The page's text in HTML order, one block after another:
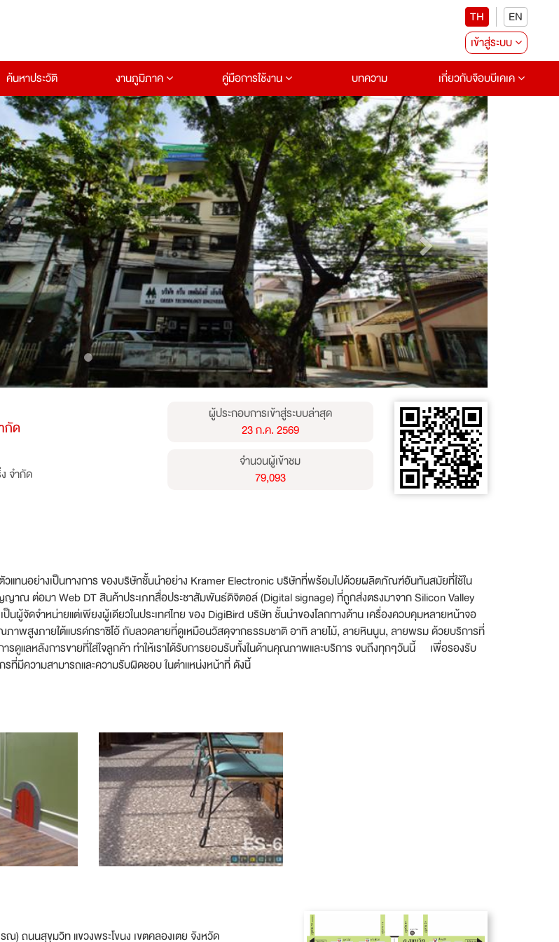
TH
EN
เข้าสู่ระบบ
ค้นหาประวัติ งานภูมิภาค คู่มือการใช้งาน บทความ เกี่ยวกับจ๊อบบีเคเค
Next
กัด
จำกัด
ผู้ประกอบการเข้าสู่ระบบล่าสุด
23 ก.ค. 2569
จำนวนผู้เข้าชม
79,093
ตัวแทนอย่างเป็นทางการ ของบริษัทชั้นนำอย่าง Kramer Electronic บริษัทที่พร้อมไปด้วยผลิตภัณฑ์อันทันสมัยที่ใช้ใน
ญาณ ต่อมา Web DT สินค้าประเภทสื่อประชาสัมพันธ์ดิจิตอล์ (Digital signage) ที่ถูกส่งตรงมาจาก Silicon Valley
ป็นผู้จัดจำหน่ายแต่เพียงผู้เดียวในประเทศไทย ของ DigiBird บริษัท ชั้นนำของโลกทางด้าน เครื่องควบคุมหลายหน้าจอ
าพสูงภายใต้แบรด์กราซิโอ้ กับลวดลายที่ดูเหมือนวัสดุจากธรรมชาติ อาทิ ลายไม้, ลายหินนูน, ลายพรม ด้วยบริการที่
ดูแลหลังการขายที่ใส่ใจลูกค้า ทำให้เราได้รับการยอมรับทั้งในด้านคุณภาพและบริการ จนถึงทุกๆวันนี้ เพื่อรองรับ
ที่มีความสามารถและความรับผิดชอบ ในตำแหน่งหน้าที่ ดังนี้
) ถนนสุขุมวิท แขวงพระโขนง เขตคลองเตย จังหวัด